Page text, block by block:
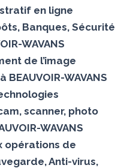
en ligne
Banques, Sécurité
WAVANS
de l’image
WAVANS
scanner, photo
WAVANS
opérations de
Anti-virus,